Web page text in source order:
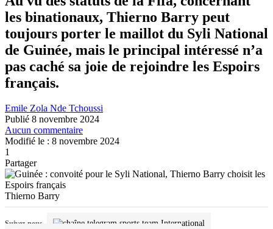
les binationaux, Thierno Barry peut
toujours porter le maillot du Syli National
de Guinée, mais le principal intéressé n’a
pas caché sa joie de rejoindre les Espoirs
français.
Emile Zola Nde Tchoussi
Publié 8 novembre 2024
Aucun commentaire
Modifié le : 8 novembre 2024
1
Partager
Thierno Barry
Suivez-nous
International